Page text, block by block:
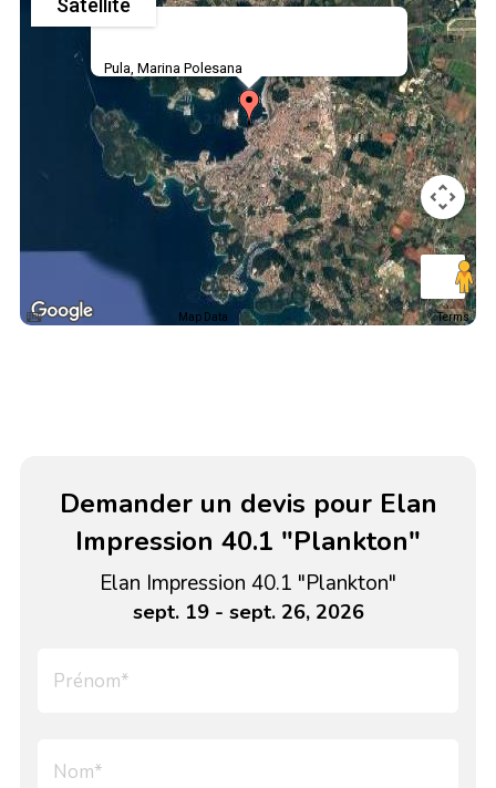
Pula, Marina Polesana
Map Data Terms
Demander un devis pour Elan
Impression 40.1 "Plankton"
Elan Impression 40.1 "Plankton"
sept. 19 - sept. 26, 2026